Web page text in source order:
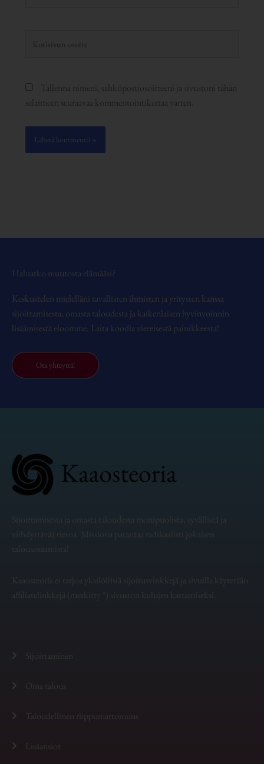
osoite
Tallenna nimeni, sähköpostiosoitteeni ja sivustoni tähän
selaimeen seuraavaa kommentointikertaa varten.
Haluatko muutosta elämääsi?
Keskustelen mielelläni tavallisten ihmisten ja yritysten kanssa
sijoittamisesta, omasta taloudesta ja kaikenlaisen hyvinvoinnin
lisäämisestä eloomme. Laita koodia viereisestä painikkeesta!
Ota yhteyttä!
Sijoittamisesta ja omasta taloudesta monipuolista, syvällistä ja
viihdyttävää tietoa. Missiona parantaa radikaalisti jokaisen
talousosaamista!
Kaaosteoria ei tarjoa yksilöllisiä sijoitusvinkkejä ja sivuilla käytetään
affiliatelinkkejä (merkitty *) sivuston kulujen kattamiseksi.
Sijoittaminen
Oma talous
Taloudellinen riippumattomuus
Lisäansiot